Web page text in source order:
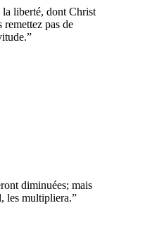
la liberté, dont Christ
remettez pas de
”
diminuées; mais
les multipliera.”